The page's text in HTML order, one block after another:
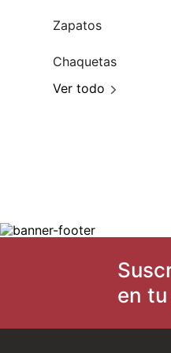
Zapatos
Chaquetas
Ver todo
en